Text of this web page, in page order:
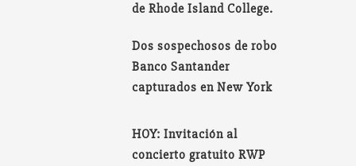
de Rhode Island College.
Dos sospechosos de robo
Banco Santander
capturados en New York
HOY: Invitación al
concierto gratuito RWP